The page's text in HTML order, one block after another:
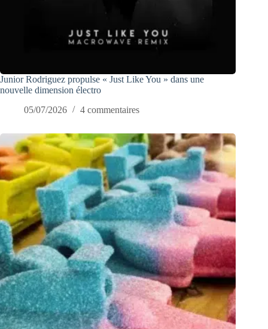
Junior Rodriguez propulse « Just Like You » dans une
nouvelle dimension électro
05/07/2026
4 commentaires